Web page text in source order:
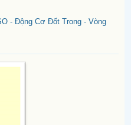
- Động Cơ Đốt Trong - Vòng